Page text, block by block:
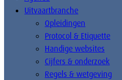
Uitvaartbranche
Opleidingen
Protocol & Etiquette
Handige websites
Cijfers & onderzoek
Regels & wetgeving